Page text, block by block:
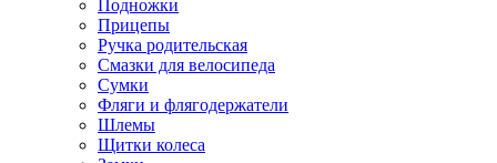
Подножки
Прицепы
Ручка родительская
Смазки для велосипеда
Сумки
Фляги и флягодержатели
Шлемы
Щитки колеса